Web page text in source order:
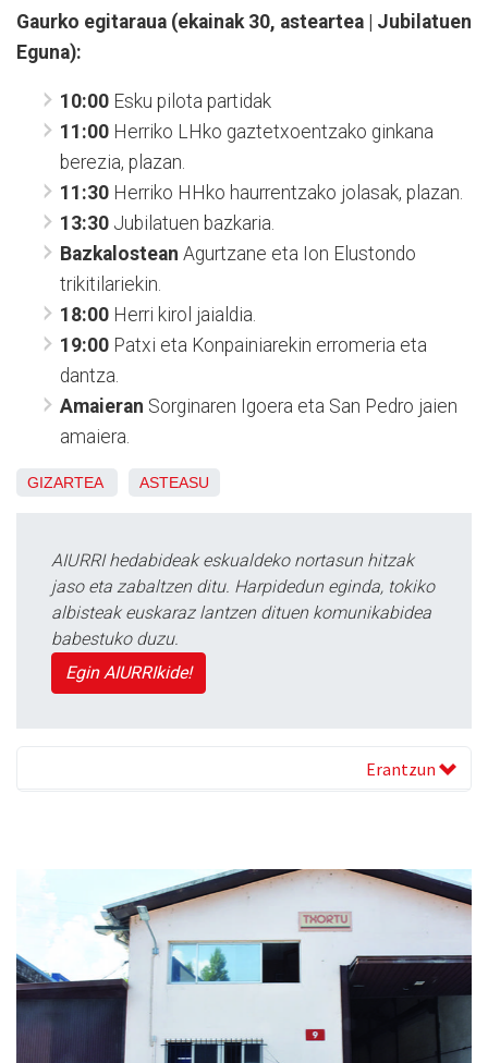
Gaurko egitaraua (ekainak 30, asteartea | Jubilatuen
Eguna):
10:00 Esku pilota partidak
11:00 Herriko LHko gaztetxoentzako ginkana
berezia, plazan.
11:30 Herriko HHko haurrentzako jolasak, plazan.
13:30 Jubilatuen bazkaria.
Bazkalostean Agurtzane eta Ion Elustondo
trikitilariekin.
18:00 Herri kirol jaialdia.
19:00 Patxi eta Konpainiarekin erromeria eta
dantza.
Amaieran Sorginaren Igoera eta San Pedro jaien
amaiera.
GIZARTEA ASTEASU
AIURRI hedabideak eskualdeko nortasun hitzak
jaso eta zabaltzen ditu. Harpidedun eginda, tokiko
albisteak euskaraz lantzen dituen komunikabidea
babestuko duzu.
Egin AIURRIkide!
Erantzun